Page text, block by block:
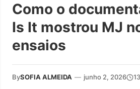
Como o
Is It mostrou MJ
ensaios
BySOFIA ALMEIDA — junho 2, 2026